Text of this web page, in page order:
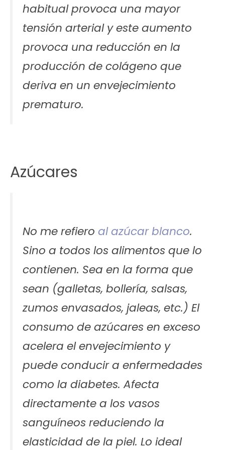
habitual provoca una mayor
tensión arterial y este aumento
provoca una reducción en la
producción de colágeno que
deriva en un envejecimiento
prematuro.
Azúcares
No me refiero al azúcar blanco.
Sino a todos los alimentos que lo
contienen. Sea en la forma que
sean (galletas, bollería, salsas,
zumos envasados, jaleas, etc.) El
consumo de azúcares en exceso
acelera el envejecimiento y
puede conducir a enfermedades
como la diabetes. Afecta
directamente a los vasos
sanguíneos reduciendo la
elasticidad de la piel. Lo ideal